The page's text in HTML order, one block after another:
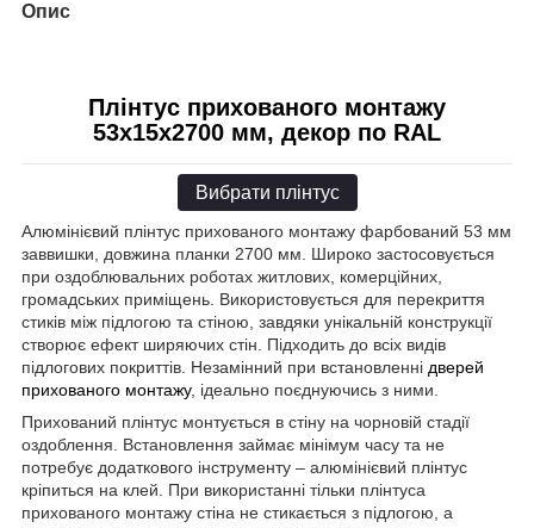
Опис
Плінтус прихованого монтажу
53х15х2700 мм, декор по RAL
Вибрати плінтус
Алюмінієвий плінтус прихованого монтажу фарбований 53 мм
заввишки, довжина планки 2700 мм. Широко застосовується
при оздоблювальних роботах житлових, комерційних,
громадських приміщень. Використовується для перекриття
стиків між підлогою та стіною, завдяки унікальній конструкції
створює ефект ширяючих стін. Підходить до всіх видів
підлогових покриттів. Незамінний при встановленні дверей
прихованого монтажу, ідеально поєднуючись з ними.
Прихований плінтус монтується в стіну на чорновій стадії
оздоблення. Встановлення займає мінімум часу та не
потребує додаткового інструменту – алюмінієвий плінтус
кріпиться на клей. При використанні тільки плінтуса
прихованого монтажу стіна не стикається з підлогою, а